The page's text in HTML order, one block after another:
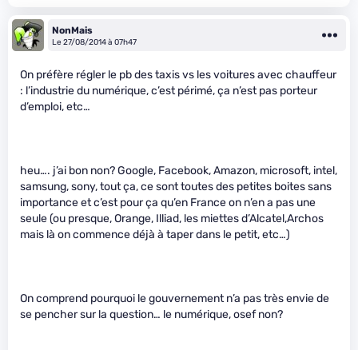
NonMais
Le 27/08/2014 à 07h47
On préfère régler le pb des taxis vs les voitures avec chauffeur
: l’industrie du numérique, c’est périmé, ça n’est pas porteur
d’emploi, etc…
heu…. j’ai bon non? Google, Facebook, Amazon, microsoft, intel,
samsung, sony, tout ça, ce sont toutes des petites boites sans
importance et c’est pour ça qu’en France on n’en a pas une
seule (ou presque, Orange, Illiad, les miettes d’Alcatel,Archos
mais là on commence déjà à taper dans le petit, etc…)
On comprend pourquoi le gouvernement n’a pas très envie de
se pencher sur la question… le numérique, osef non?